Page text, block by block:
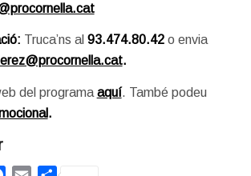
Truca’ns al 93.474.80.42o envia
.
del programa aquí. També podeu
.